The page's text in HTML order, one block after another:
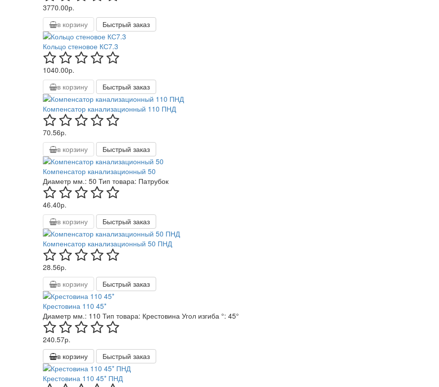
3770.00р.
в корзину
Быстрый заказ
Кольцо стеновое КС7.3
1040.00р.
в корзину
Быстрый заказ
Компенсатор канализационный 110 ПНД
70.56р.
в корзину
Быстрый заказ
Компенсатор канализационный 50
Диаметр мм.: 50 Тип товара: Патрубок
46.40р.
в корзину
Быстрый заказ
Компенсатор канализационный 50 ПНД
28.56р.
в корзину
Быстрый заказ
Крестовина 110 45*
Диаметр мм.: 110 Тип товара: Крестовина Угол изгиба °: 45°
240.57р.
в корзину
Быстрый заказ
Крестовина 110 45* ПНД